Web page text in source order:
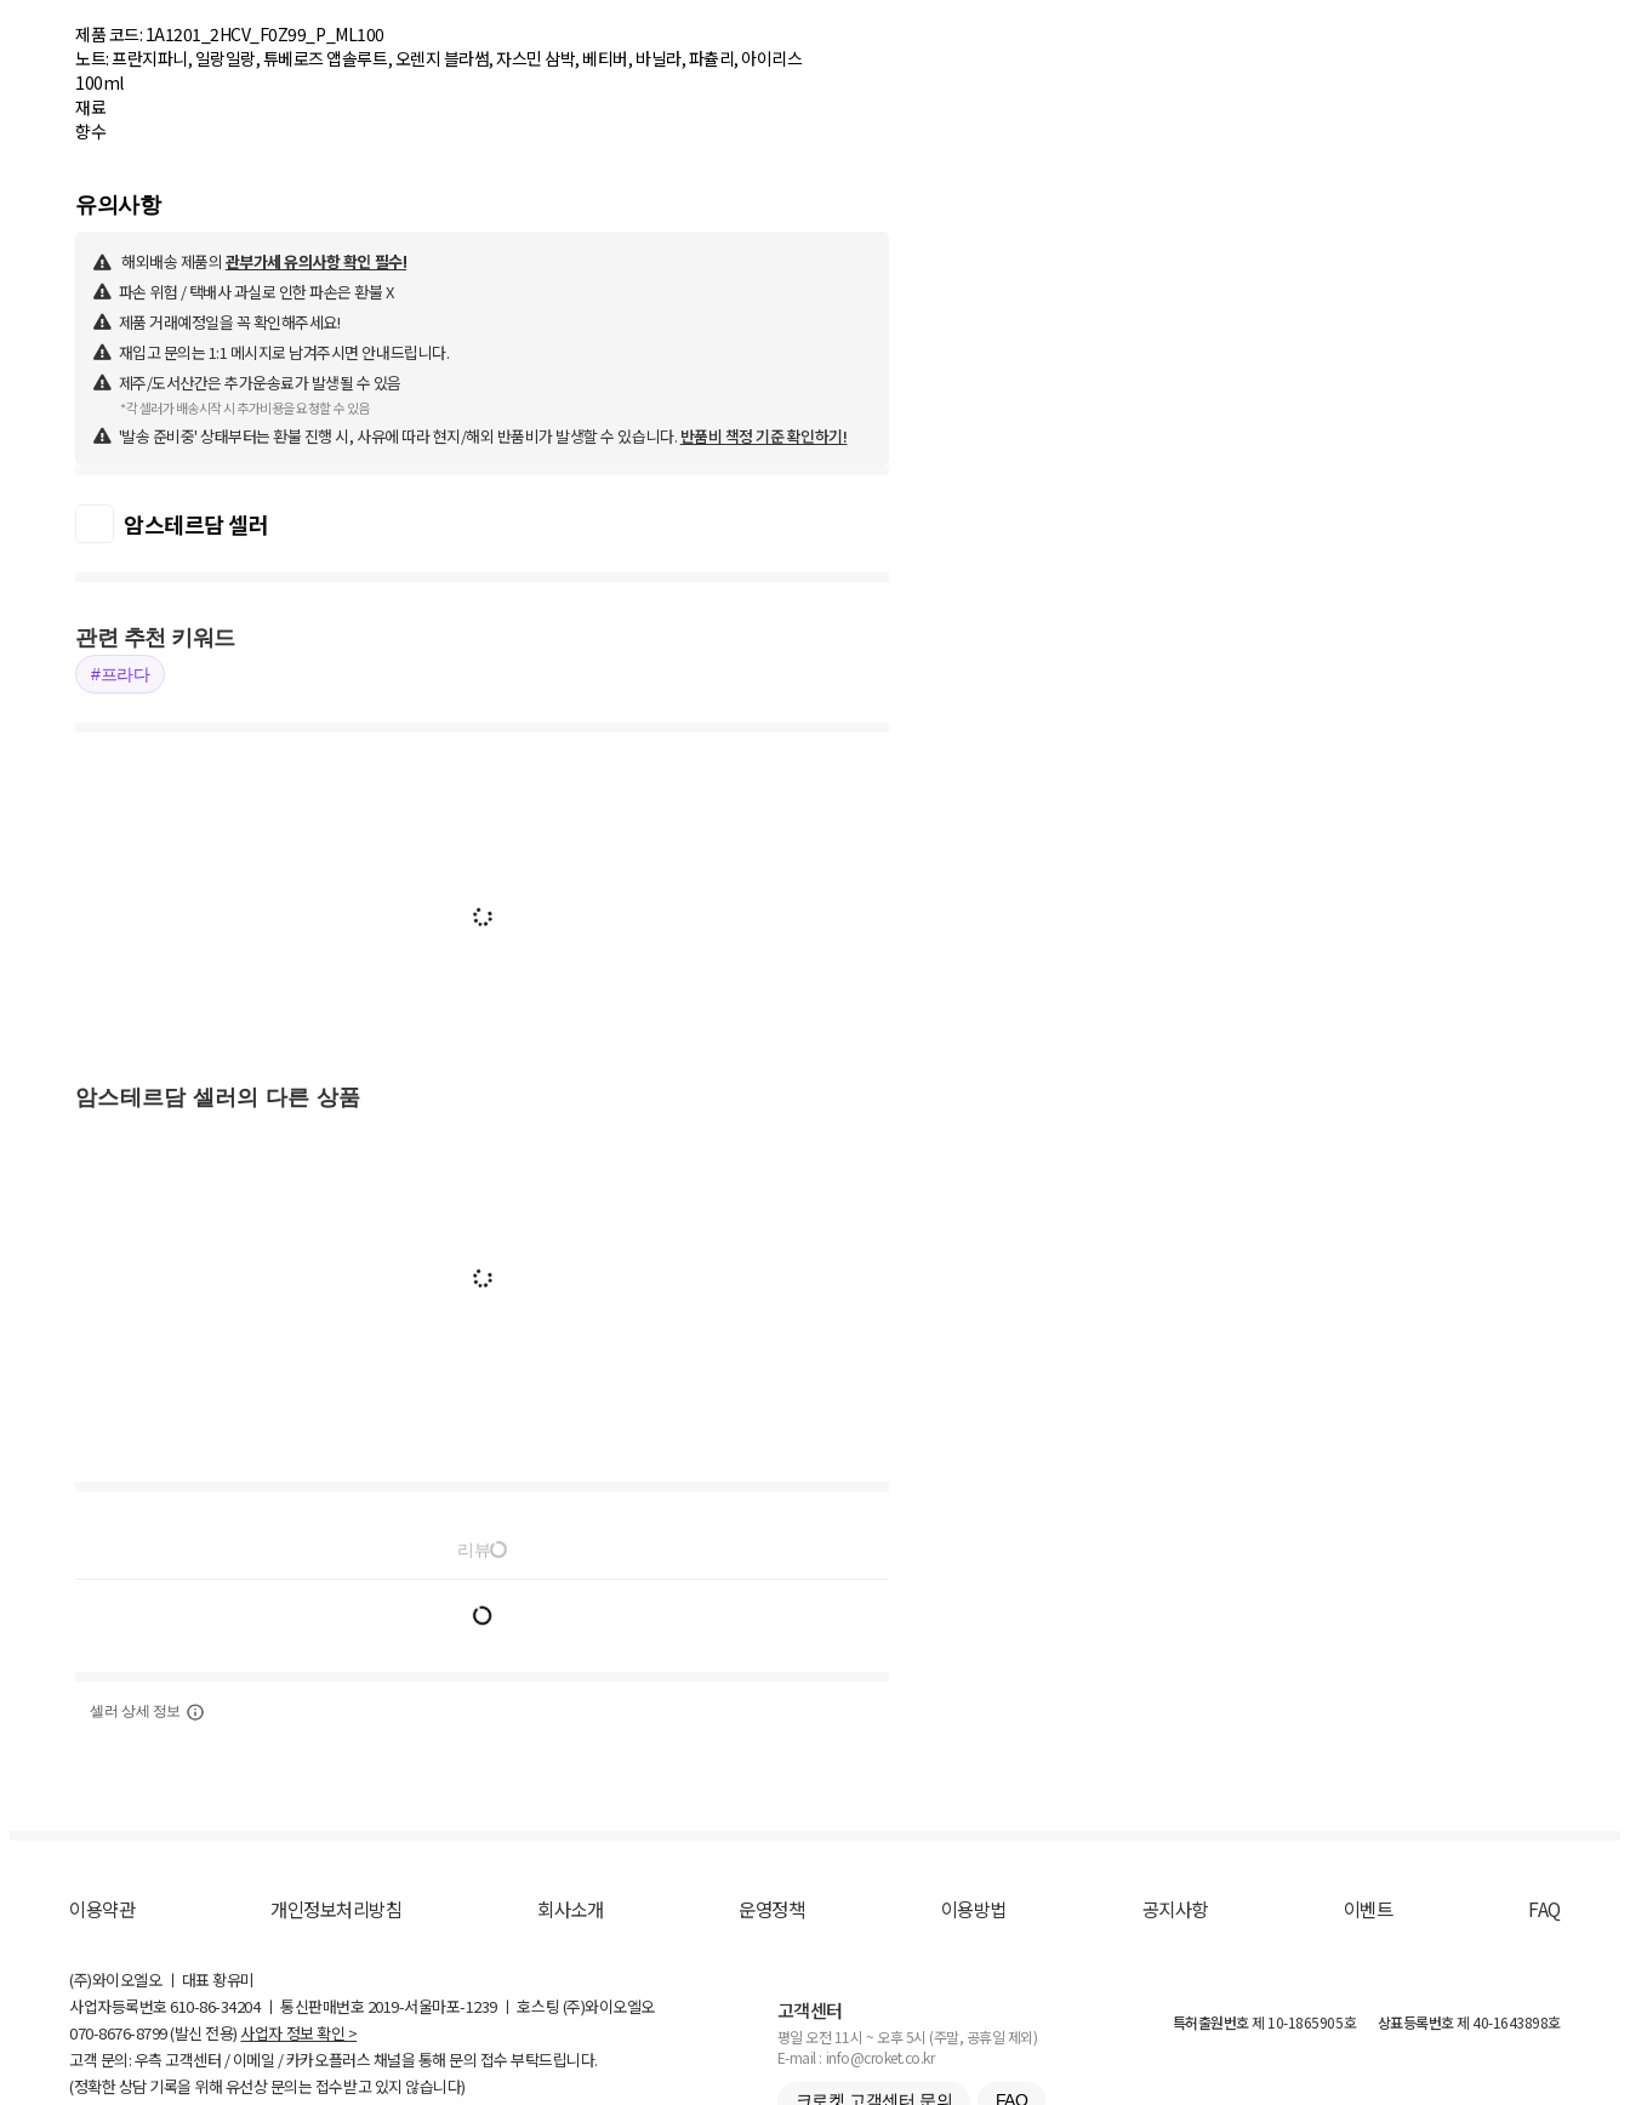
제품 코드: 1A1201_2HCV_F0Z99_P_ML100
노트: 프란지파니, 일랑일랑, 튜베로즈 앱솔루트, 오렌지 블라썸, 자스민 삼박, 베티버, 바닐라, 파츌리, 아이리스
100ml
재료
향수
유의사항
해외배송 제품의 관부가세 유의사항 확인 필수!
파손 위험 / 택배사 과실로 인한 파손은 환불 X
제품 거래예정일을 꼭 확인해주세요!
재입고 문의는 1:1 메시지로 남겨주시면 안내드립니다.
제주/도서산간은 추가운송료가 발생될 수 있음
*각 셀러가 배송시작 시 추가비용을 요청할 수 있음
'발송 준비중' 상태부터는 환불 진행 시, 사유에 따라 현지/해외 반품비가 발생할 수 있습니다. 반품비 책정 기준 확인하기!
암스테르담 셀러
관련 추천 키워드
#프라다
암스테르담 셀러의 다른 상품
리뷰
셀러 상세 정보
이용약관 개인정보처리방침 회사소개 운영정책 이용방법 공지사항 이벤트 FAQ
(주)와이오엘오 ㅣ 대표 황유미
사업자등록번호610-86-34204ㅣ 통신판매번호 2019-서울마포-1239 ㅣ 호스팅 (주)와이오엘오
070-8676-8799 (발신 전용) 사업자 정보 확인 >
고객 문의: 우측 고객센터 / 이메일 / 카카오플러스 채널을 통해 문의 접수 부탁드립니다.
(정확한 상담 기록을 위해 유선상 문의는 접수받고 있지 않습니다)
고객센터
평일 오전 11시 ~ 오후 5시 (주말, 공휴일 제외)
E-mail : info@croket.co.kr
크로켓 고객센터 문의 FAQ
특허출원번호제 10-1865905호 상표등록번호제 40-1643898호